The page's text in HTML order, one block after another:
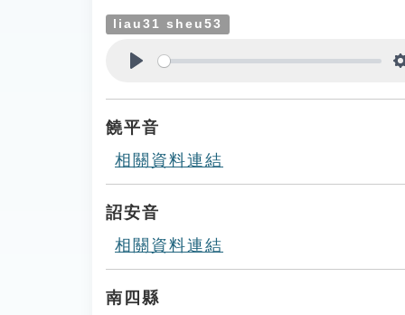
liau31 sheu53
饒平音
相關資料連結
詔安音
相關資料連結
南四縣